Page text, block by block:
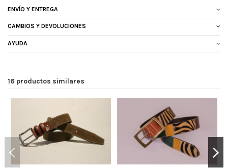
ENVÍO Y ENTREGA
CAMBIOS Y DEVOLUCIONES
AYUDA
16 productos similares